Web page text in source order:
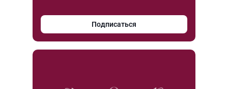
Подписаться